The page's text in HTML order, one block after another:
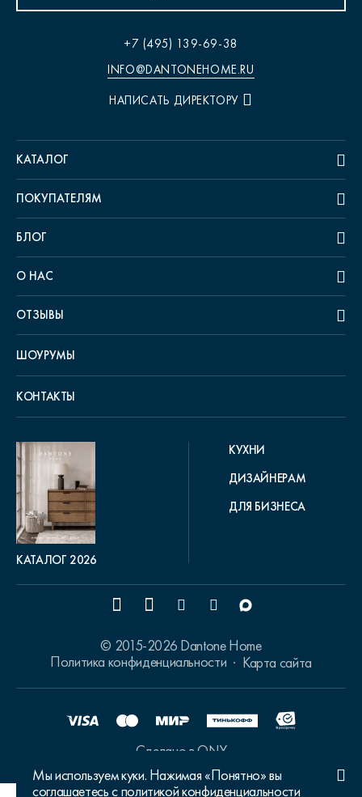
Мы используем куки. Нажимая «Понятно» вы
соглашаетесь с политикой конфиденциальности
+7 (495) 139-69-38
INFO@DANTONEHOME.RU
НАПИСАТЬ ДИРЕКТОРУ
КАТАЛОГ
ПОКУПАТЕЛЯМ
БЛОГ
О НАС
ОТЗЫВЫ
ШОУРУМЫ
КОНТАКТЫ
КАТАЛОГ 2026
КУХНИ
ДИЗАЙНЕРАМ
ДЛЯ БИЗНЕСА
© 2015-2026 Dantone Home
Политика конфиденциальности
Карта сайта
Сделано в ONY